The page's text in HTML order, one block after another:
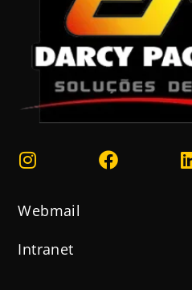
Webmail
Intranet